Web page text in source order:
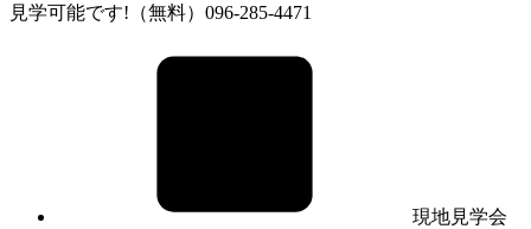
見学可能です!（無料）096-285-4471
現地見学会